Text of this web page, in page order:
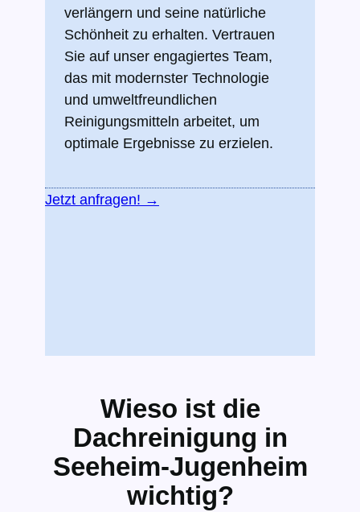
verlängern und seine natürliche
Schönheit zu erhalten. Vertrauen
Sie auf unser engagiertes Team,
das mit modernster Technologie
und umweltfreundlichen
Reinigungsmitteln arbeitet, um
optimale Ergebnisse zu erzielen.
Jetzt anfragen! →
Wieso ist die
Dachreinigung in
Seeheim-Jugenheim
wichtig?